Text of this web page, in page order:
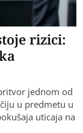
rizici:
jednom od
u predmetu u
uticaja na